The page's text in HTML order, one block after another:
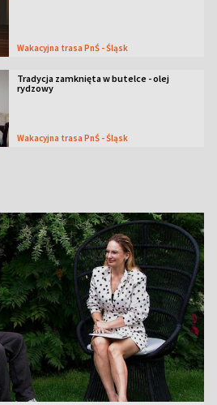
Wakacyjna trasa PnŚ - Śląsk
Tradycja zamknięta w butelce - olej
rydzowy
Wakacyjna trasa PnŚ - Śląsk